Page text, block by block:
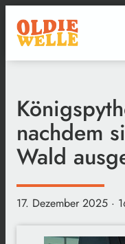
nachdem
Wald
17. Dezember 2025 ·